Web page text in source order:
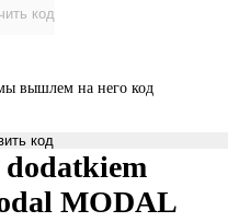
код
вышлем на него код
код
dodatkiem
MODAL